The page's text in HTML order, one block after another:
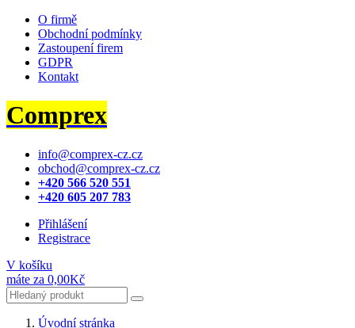
O firmě
Obchodní podmínky
Zastoupení firem
GDPR
Kontakt
Comprex
info@comprex-cz.cz
obchod@comprex-cz.cz
+420 566 520 551
+420 605 207 783
Přihlášení
Registrace
V košíku
máte za 0,00Kč
Úvodní stránka